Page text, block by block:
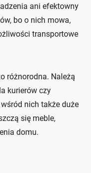
ani efektowny
bo o nich mowa,
transportowe
różnorodna. Należą
kurierów czy
nich także duże
się meble,
domu.